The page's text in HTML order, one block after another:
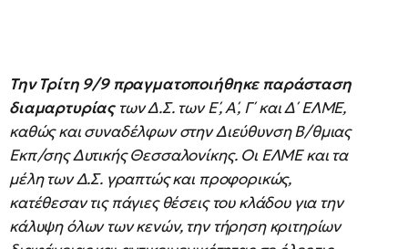
Την Τρίτη 9/9 πραγματοποιήθηκε παράσταση
διαμαρτυρίας των Δ.Σ. των Ε΄, Α΄, Γ΄ και Δ΄ ΕΛΜΕ,
καθώς και συναδέλφων στην Διεύθυνση Β/θμιας
Εκπ/σης Δυτικής Θεσσαλονίκης. Οι ΕΛΜΕ και τα
μέλη των Δ.Σ. γραπτώς και προφορικώς,
κατέθεσαν τις πάγιες θέσεις του κλάδου για την
κάλυψη όλων των κενών, την τήρηση κριτηρίων